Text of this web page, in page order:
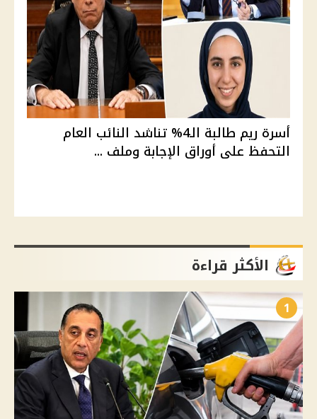
أسرة ريم طالبة الـ4% تناشد النائب العام
التحفظ على أوراق الإجابة وملف ...
الأكثر قراءة
1